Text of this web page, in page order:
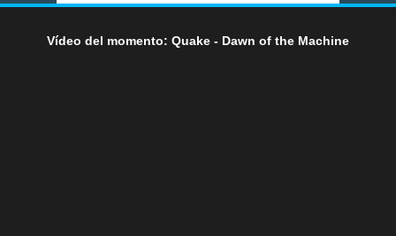
Vídeo del momento: Quake - Dawn of the Machine